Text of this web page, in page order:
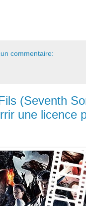
commentaire:
(Seventh
une licence